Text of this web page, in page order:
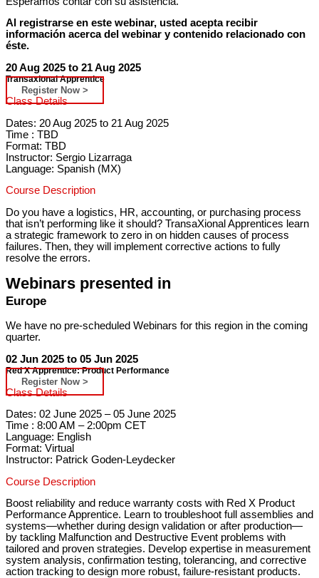
Al registrarse en este webinar, usted acepta recibir
información acerca del webinar y contenido relacionado con
éste.
20 Aug 2025 to 21 Aug 2025
Transaxional Apprentice
Register Now >
Class Details
Dates: 20 Aug 2025 to 21 Aug 2025
Time : TBD
Format: TBD
Instructor: Sergio Lizarraga
Language: Spanish (MX)
Course Description
Do you have a logistics, HR, accounting, or purchasing process
that isn’t performing like it should? TransaXional Apprentices learn
a strategic framework to zero in on hidden causes of process
failures. Then, they will implement corrective actions to fully
resolve the errors.
Webinars presented in
Europe
We have no pre-scheduled Webinars for this region in the coming
quarter.
02 Jun 2025 to 05 Jun 2025
Red X Apprentice: Product Performance
Register Now >
Class Details
Dates: 02 June 2025 – 05 June 2025
Time : 8:00 AM – 2:00pm CET
Language: English
Format: Virtual
Instructor: Patrick Goden-Leydecker
Course Description
Boost reliability and reduce warranty costs with Red X Product
Performance Apprentice. Learn to troubleshoot full assemblies and
systems—whether during design validation or after production—
by tackling Malfunction and Destructive Event problems with
tailored and proven strategies. Develop expertise in measurement
system analysis, confirmation testing, tolerancing, and corrective
action tracking to design more robust, failure-resistant products.